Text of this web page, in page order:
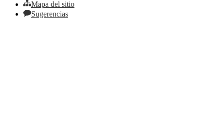
Mapa del sitio
Sugerencias